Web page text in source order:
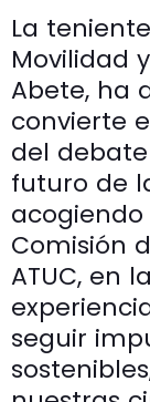
La
Movilidad
Abete, ha
convierte
del
futuro de
Comisión
ATUC, en
seguir